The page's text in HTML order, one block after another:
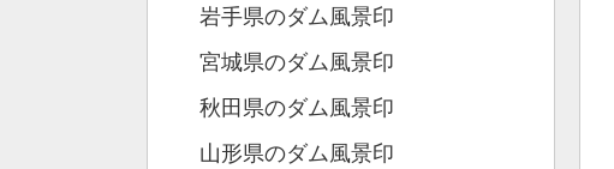
岩手県のダム風景印
宮城県のダム風景印
秋田県のダム風景印
山形県のダム風景印